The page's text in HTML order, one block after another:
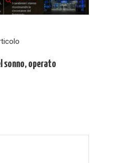
sonno, operato